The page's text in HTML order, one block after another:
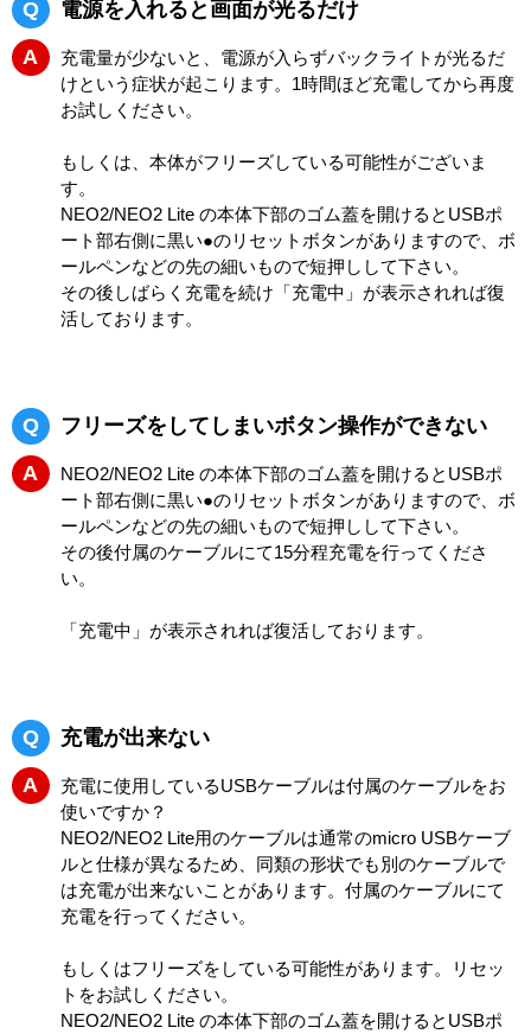
Q
電源を入れると画面が光るだけ
A
充電量が少ないと、電源が入らずバックライトが光るだ
けという症状が起こります。1時間ほど充電してから再度
お試しください。
もしくは、本体がフリーズしている可能性がございま
す。
NEO2/NEO2 Lite の本体下部のゴム蓋を開けるとUSBポ
ート部右側に黒い●のリセットボタンがありますので、ボ
ールペンなどの先の細いもので短押しして下さい。
その後しばらく充電を続け「充電中」が表示されれば復
活しております。
Q
フリーズをしてしまいボタン操作ができない
A
NEO2/NEO2 Lite の本体下部のゴム蓋を開けるとUSBポ
ート部右側に黒い●のリセットボタンがありますので、ボ
ールペンなどの先の細いもので短押しして下さい。
その後付属のケーブルにて15分程充電を行ってくださ
い。
「充電中」が表示されれば復活しております。
Q
充電が出来ない
A
充電に使用しているUSBケーブルは付属のケーブルをお
使いですか？
NEO2/NEO2 Lite用のケーブルは通常のmicro USBケーブ
ルと仕様が異なるため、同類の形状でも別のケーブルで
は充電が出来ないことがあります。付属のケーブルにて
充電を行ってください。
もしくはフリーズをしている可能性があります。リセッ
トをお試しください。
NEO2/NEO2 Lite の本体下部のゴム蓋を開けるとUSBポ